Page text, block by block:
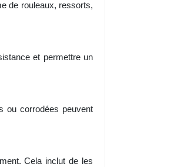
de rouleaux, ressorts,
et permettre un
ou corrodées peuvent
Cela inclut de les